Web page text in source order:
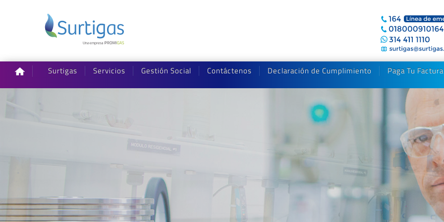
Surtigas Servicios Gestión Social Contáctenos Declaración de Cumplimiento Paga Tu Factura